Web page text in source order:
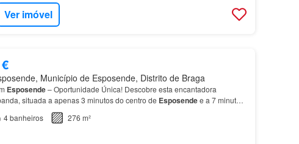
Ver imóvel
Município de Esposende, Distrito de Braga
Esposende– Oportunidade Única! Descobre esta encantadora
situada a apenas 3 minutos do centro de Esposendee a 7 minutos
4banheiros 276 m²